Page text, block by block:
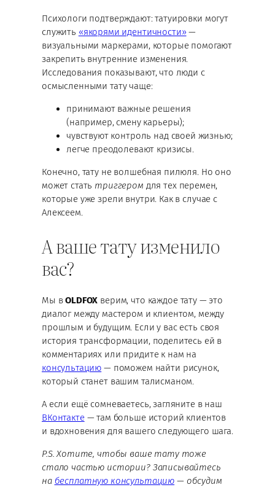
Психологи подтверждают: татуировки могут
служить «якорями идентичности» —
визуальными маркерами, которые помогают
закрепить внутренние изменения.
Исследования показывают, что люди с
осмысленными тату чаще:
принимают важные решения
(например, смену карьеры);
чувствуют контроль над своей жизнью;
легче преодолевают кризисы.
Конечно, тату не волшебная пилюля. Но оно
может стать триггером для тех перемен,
которые уже зрели внутри. Как в случае с
Алексеем.
А ваше тату изменило
вас?
Мы вOLDFOX верим, что каждое тату — это
диалог между мастером и клиентом, между
прошлым и будущим. Если у вас есть своя
история трансформации, поделитесь ей в
комментариях или придите к нам на
консультацию — поможем найти рисунок,
который станет вашим талисманом.
А если ещё сомневаетесь, загляните в наш
ВКонтакте— там больше историй клиентов
и вдохновения для вашего следующего шага.
P.S. Хотите, чтобы ваше тату тоже
стало частью истории? Записывайтесь
на бесплатную консультацию — обсудим